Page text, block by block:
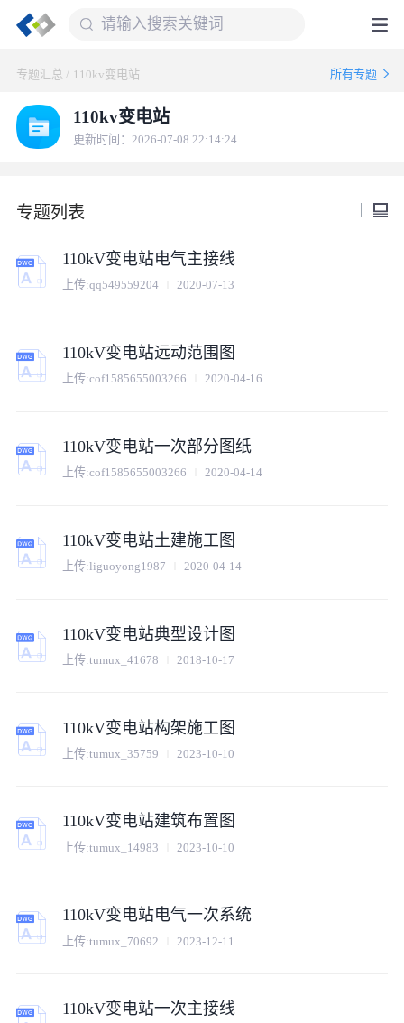
专题汇总 / 110kv变电站 所有专题
110kv变电站
更新时间：2026-07-08 22:14:24
专题列表
110kV变电站电气主接线
上传:qq549559204 2020-07-13
110kV变电站远动范围图
上传:cof1585655003266 2020-04-16
110kV变电站一次部分图纸
上传:cof1585655003266 2020-04-14
110kV变电站土建施工图
上传:liguoyong1987 2020-04-14
110kV变电站典型设计图
上传:tumux_41678 2018-10-17
110kV变电站构架施工图
上传:tumux_35759 2023-10-10
110kV变电站建筑布置图
上传:tumux_14983 2023-10-10
110kV变电站电气一次系统
上传:tumux_70692 2023-12-11
110kV变电站一次主接线